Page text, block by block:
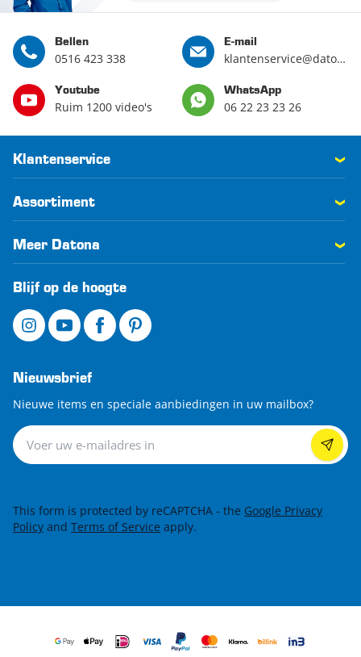
Bellen
0516 423 338
E-mail
klantenservice@datona.nl
Youtube
Ruim 1200 video's
WhatsApp
06 22 23 23 26
Klantenservice
Assortiment
Meer Datona
Blijf op de hoogte
Nieuwsbrief
Nieuwe items en speciale aanbiedingen in uw mailbox?
Nieuwsbrief
This form is protected by reCAPTCHA - the Google Privacy
Policy and Terms of Service apply.